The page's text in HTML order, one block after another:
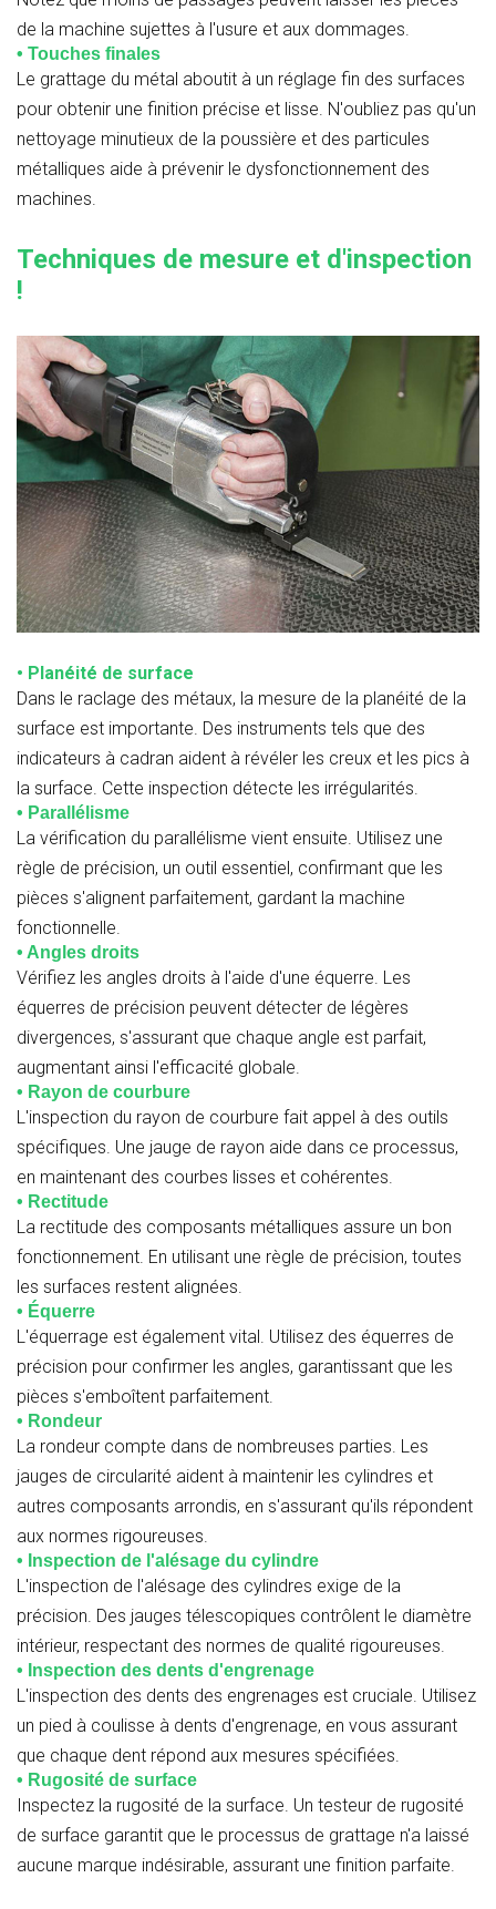
de la machine sujettes à l'usure et aux dommages.
• Touches finales
Le grattage du métal aboutit à un réglage fin des surfaces
pour obtenir une finition précise et lisse. N'oubliez pas qu'un
nettoyage minutieux de la poussière et des particules
métalliques aide à prévenir le dysfonctionnement des
machines.
Techniques de mesure et d'inspection
!
• Planéité de surface
Dans le raclage des métaux, la mesure de la planéité de la
surface est importante. Des instruments tels que des
indicateurs à cadran aident à révéler les creux et les pics à
la surface. Cette inspection détecte les irrégularités.
• Parallélisme
La vérification du parallélisme vient ensuite. Utilisez une
règle de précision, un outil essentiel, confirmant que les
pièces s'alignent parfaitement, gardant la machine
fonctionnelle.
• Angles droits
Vérifiez les angles droits à l'aide d'une équerre. Les
équerres de précision peuvent détecter de légères
divergences, s'assurant que chaque angle est parfait,
augmentant ainsi l'efficacité globale.
• Rayon de courbure
L'inspection du rayon de courbure fait appel à des outils
spécifiques. Une jauge de rayon aide dans ce processus,
en maintenant des courbes lisses et cohérentes.
• Rectitude
La rectitude des composants métalliques assure un bon
fonctionnement. En utilisant une règle de précision, toutes
les surfaces restent alignées.
• Équerre
L'équerrage est également vital. Utilisez des équerres de
précision pour confirmer les angles, garantissant que les
pièces s'emboîtent parfaitement.
• Rondeur
La rondeur compte dans de nombreuses parties. Les
jauges de circularité aident à maintenir les cylindres et
autres composants arrondis, en s'assurant qu'ils répondent
aux normes rigoureuses.
• Inspection de l'alésage du cylindre
L'inspection de l'alésage des cylindres exige de la
précision. Des jauges télescopiques contrôlent le diamètre
intérieur, respectant des normes de qualité rigoureuses.
• Inspection des dents d'engrenage
L'inspection des dents des engrenages est cruciale. Utilisez
un pied à coulisse à dents d'engrenage, en vous assurant
que chaque dent répond aux mesures spécifiées.
• Rugosité de surface
Inspectez la rugosité de la surface. Un testeur de rugosité
de surface garantit que le processus de grattage n'a laissé
aucune marque indésirable, assurant une finition parfaite.